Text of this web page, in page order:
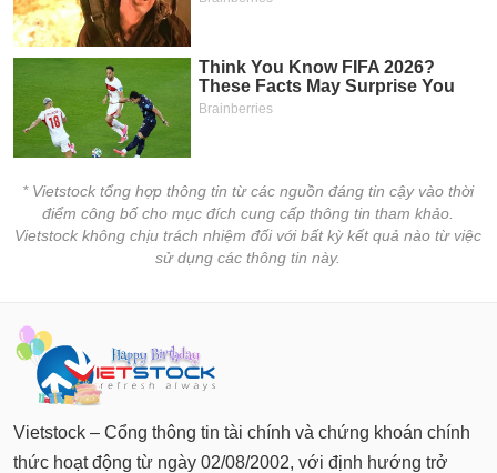
* Vietstock tổng hợp thông tin từ các nguồn đáng tin cậy vào thời
điểm công bố cho mục đích cung cấp thông tin tham khảo.
Vietstock không chịu trách nhiệm đối với bất kỳ kết quả nào từ việc
sử dụng các thông tin này.
Vietstock – Cổng thông tin tài chính và chứng khoán chính
thức hoạt động từ ngày 02/08/2002, với định hướng trở
chính